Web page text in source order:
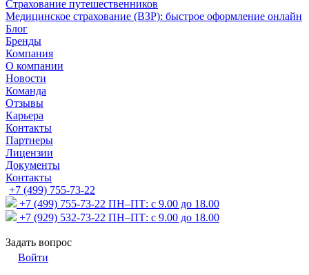
Страхование путешественников
Медицинское страхование (ВЗР): быстрое оформление онлайн
Блог
Бренды
Компания
О компании
Новости
Команда
Отзывы
Карьера
Контакты
Партнеры
Лицензии
Документы
Контакты
+7 (499) 755-73-22
+7 (499) 755-73-22 ПН–ПТ: с 9.00 до 18.00
+7 (929) 532-73-22 ПН–ПТ: с 9.00 до 18.00
Задать вопрос
Войти